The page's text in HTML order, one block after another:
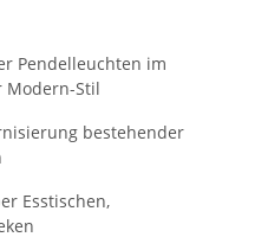
Pendelleuchten im
Modern-Stil
bestehender
Esstischen,